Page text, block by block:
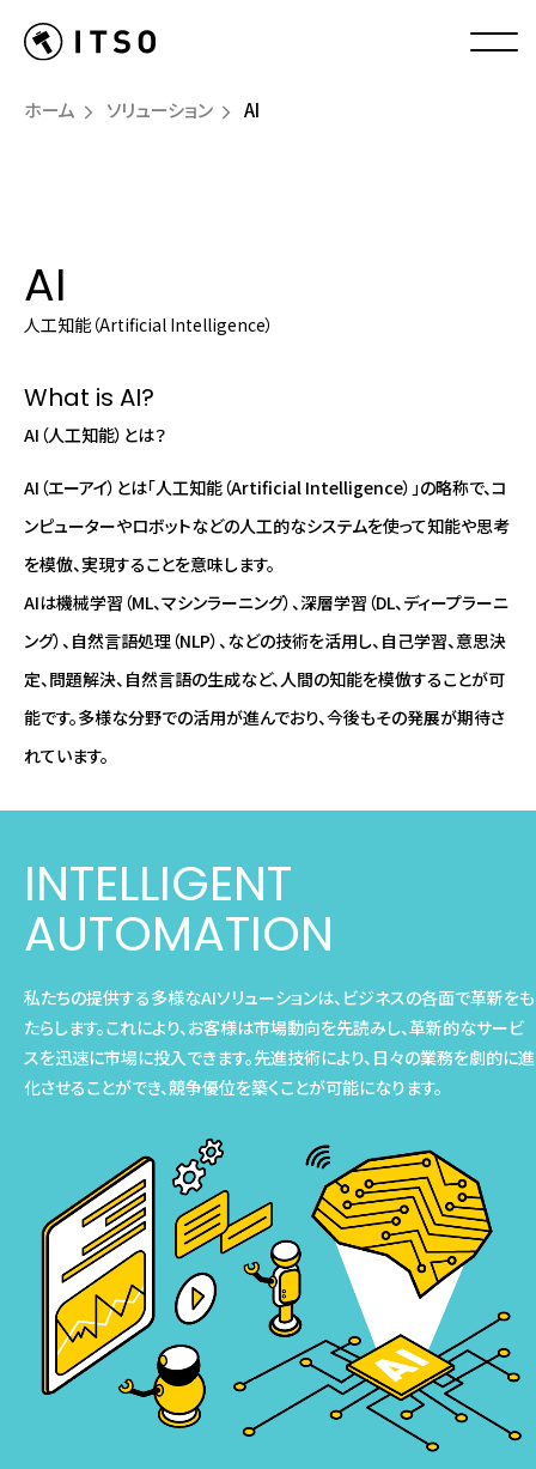
ホーム ソリューション AI
AI
人工知能（Artificial Intelligence）
What is AI?
AI（人工知能）とは？
AI（エーアイ）とは「人工知能（Artificial Intelligence）」の略称で、コ
ンピューターやロボットなどの人工的なシステムを使って知能や思考
を模倣、実現することを意味します。
AIは機械学習（ML、マシンラーニング）、深層学習（DL、ディープラーニ
ング）、自然言語処理（NLP）、などの技術を活用し、自己学習、意思決
定、問題解決、自然言語の生成など、人間の知能を模倣することが可
能です。多様な分野での活用が進んでおり、今後もその発展が期待さ
れています。
INTELLIGENT
AUTOMATION
私たちの提供する多様なAIソリューションは、ビジネスの各面で革新をも
たらします。これにより、お客様は市場動向を先読みし、革新的なサービ
スを迅速に市場に投入できます。先進技術により、日々の業務を劇的に進
化させることができ、競争優位を築くことが可能になります。